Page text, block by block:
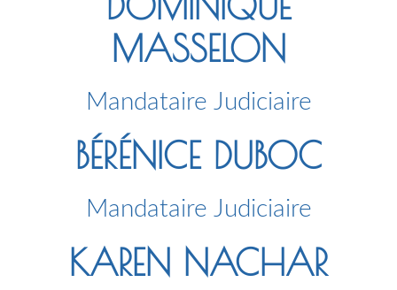
MASSELON
Mandataire Judiciaire
BÉRÉNICE DUBOC
Mandataire Judiciaire
KAREN NACHAR